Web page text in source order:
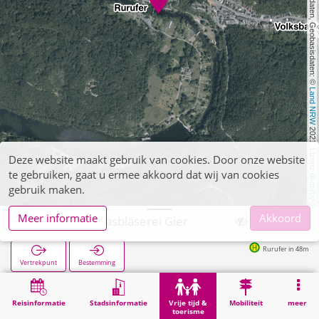
, Kartendaten, Geobasisdaten: ©
Land NRW
2021, Lizenz
dl-de/by-2-0
Reisinformatie Stadsinformatie
Vrije tijd &
toerisme
Mobiliteit meer
Heimbach, Glasbläserei Gier
Vertrekpunt Bestemming
Rurufer in 48m
Vrije tijd & toerisme Cultuur Heimbach, Glasbläserei Gier
Deze website maakt gebruik van cookies. Door onze website
te gebruiken, gaat u ermee akkoord dat wij van cookies
gebruik maken.
Meer informatie
Akkoord